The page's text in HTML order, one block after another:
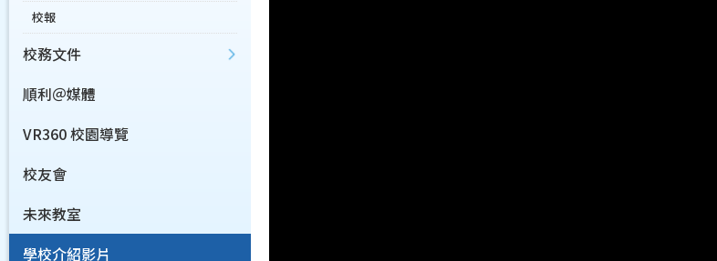
校報
校務文件
順利＠媒體
VR360 校園導覽
校友會
未來教室
學校介紹影片